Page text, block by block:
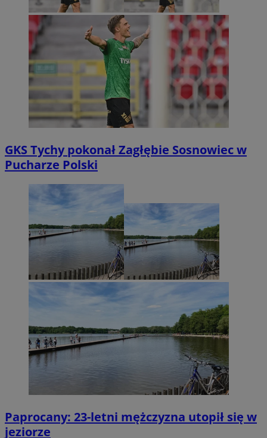
GKS Tychy pokonał Zagłębie Sosnowiec w
Pucharze Polski
Paprocany: 23-letni mężczyzna utopił się w
jeziorze